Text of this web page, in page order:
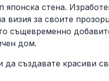
японска стена.
визия за своите
същевременно
дом.
създавате красиви